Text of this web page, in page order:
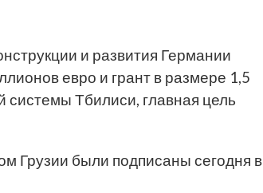
и развития Германии
евро и грант в размере 1,5
Тбилиси, главная цель
Грузии были подписаны сегодня в